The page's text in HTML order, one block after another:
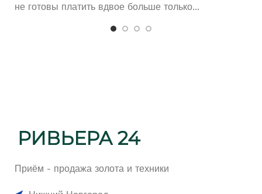
не готовы платить вдвое больше только...
Приём - продажа золота и техники